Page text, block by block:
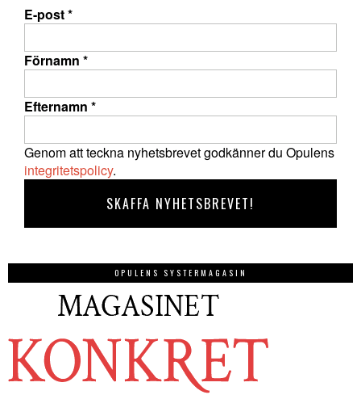
E-post*
Förnamn *
Efternamn *
Genom att teckna nyhetsbrevet godkänner du Opulens
integritetspolicy.
OPULENS SYSTERMAGASIN